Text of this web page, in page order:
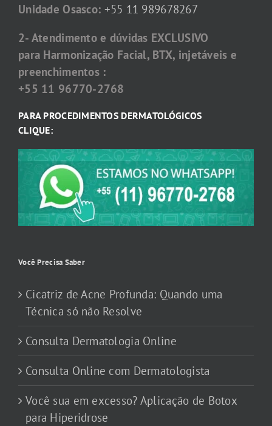
Unidade Osasco: +55 11 989678267
2- Atendimento e dúvidas EXCLUSIVO
para Harmonização Facial, BTX, injetáveis e
preenchimentos :
+55 11 96770-2768
PARA PROCEDIMENTOS DERMATOLÓGICOS
CLIQUE:
Você Precisa Saber
Cicatriz de Acne Profunda: Quando uma
Técnica só não Resolve
Consulta Dermatologia Online
Consulta Online com Dermatologista
Você sua em excesso? Aplicação de Botox
para Hiperidrose